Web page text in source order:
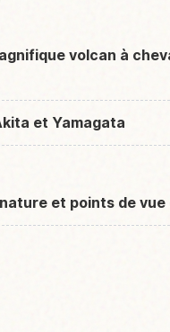
volcan à
et Yamagata
et points de